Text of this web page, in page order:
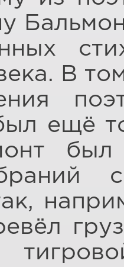
В
ещё
был